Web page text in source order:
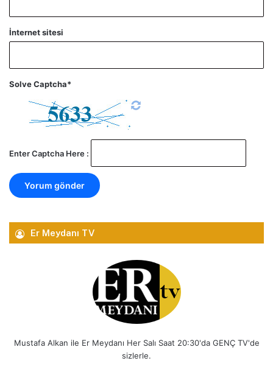
İnternet sitesi
Solve Captcha*
Enter Captcha Here :
Er Meydanı TV
Mustafa Alkan ile Er Meydanı Her Salı Saat 20:30'da GENÇ TV'de
sizlerle.